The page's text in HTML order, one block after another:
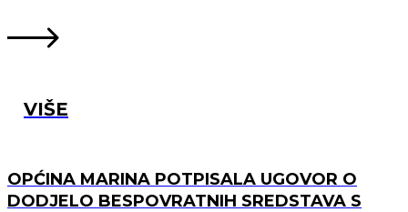
VIŠE
OPĆINA MARINA POTPISALA UGOVOR O
DODJELO BESPOVRATNIH SREDSTAVA S